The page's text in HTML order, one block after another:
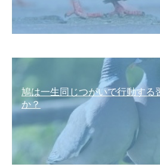
鳩は一生同じつがいで行動する
か？